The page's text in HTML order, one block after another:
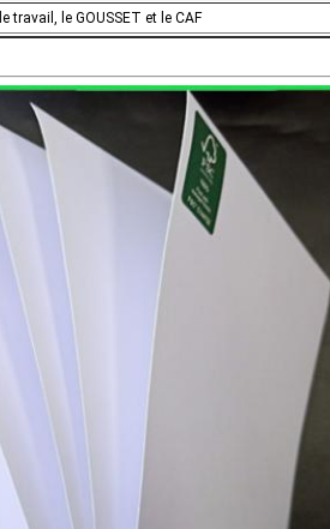
travail, le GOUSSET et le CAF